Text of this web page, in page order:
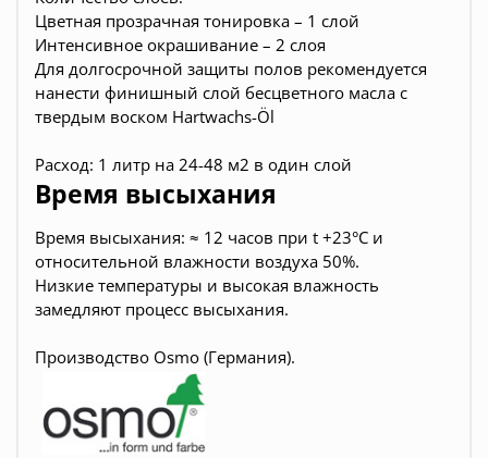
Цветная прозрачная тонировка – 1 слой
Интенсивное окрашивание – 2 слоя
Для долгосрочной защиты полов рекомендуется
нанести финишный слой бесцветного масла с
твердым воском Hartwachs-Öl
Расход: 1 литр на 24-48 м2 в один слой
Время высыхания
Время высыхания: ≈ 12 часов при t +23°C и
относительной влажности воздуха 50%.
Низкие температуры и высокая влажность
замедляют процесс высыхания.
Производство Osmo (Германия).